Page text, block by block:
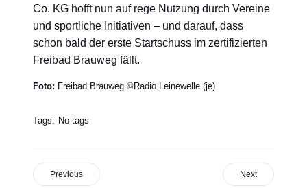
Co. KG hofft nun auf rege Nutzung durch Vereine
und sportliche Initiativen – und darauf, dass
schon bald der erste Startschuss im zertifizierten
Freibad Brauweg fällt.
Foto: Freibad Brauweg ©Radio Leinewelle (je)
Tags: No tags
Previous Next